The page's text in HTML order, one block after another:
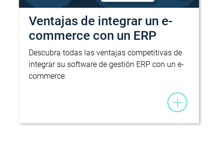
Ventajas de integrar un e-
commerce con un ERP
Descubra todas las ventajas competitivas de
integrar su software de gestión ERP con un e-
commerce.